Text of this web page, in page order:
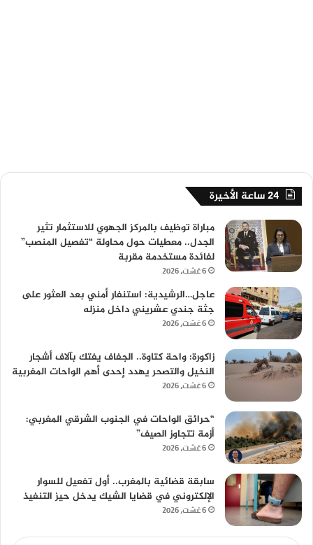
24 ساعة الأخيرة
مباراة توظيف بالمركز الجهوي للاستثمار تثير
الجدل.. معطيات حول محاولة “تفصيل المنصب”
لفائدة مستخدمة مقربة
6 غشت، 2026
عاجل…الرشيدية: استنفار أمني بعد العثور على
جثة جندي عشريني داخل منزله
6 غشت، 2026
زاكورة: واحة كتاوة.. الجفاف يفتك بآلاف أشجار
النخيل والتصحر يهدد إحدى أهم الواحات المغربية
6 غشت، 2026
“حرائق الواحات في الجنوب الشرقي المغربي:
أزمة تتجاوز الصيف”
6 غشت، 2026
سابقة قضائية بالمغرب.. أول تفعيل للسوار
الإلكتروني في قضايا الشيك يدخل حيز التنفيذ
6 غشت، 2026